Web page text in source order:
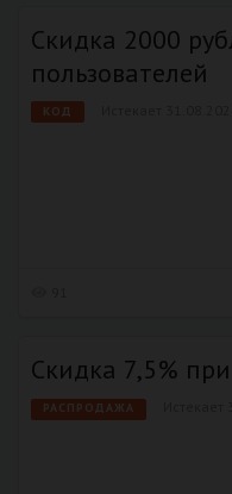
​Скидка 2000
пользователей
КОД
Скидка 7,5%
РАСПРОДАЖА